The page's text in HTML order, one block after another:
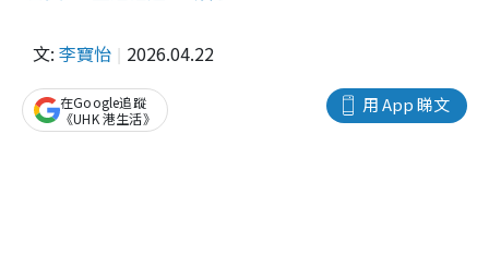
文: 李寶怡 2026.04.22
用 App 睇文
在Google追蹤
《UHK 港生活》